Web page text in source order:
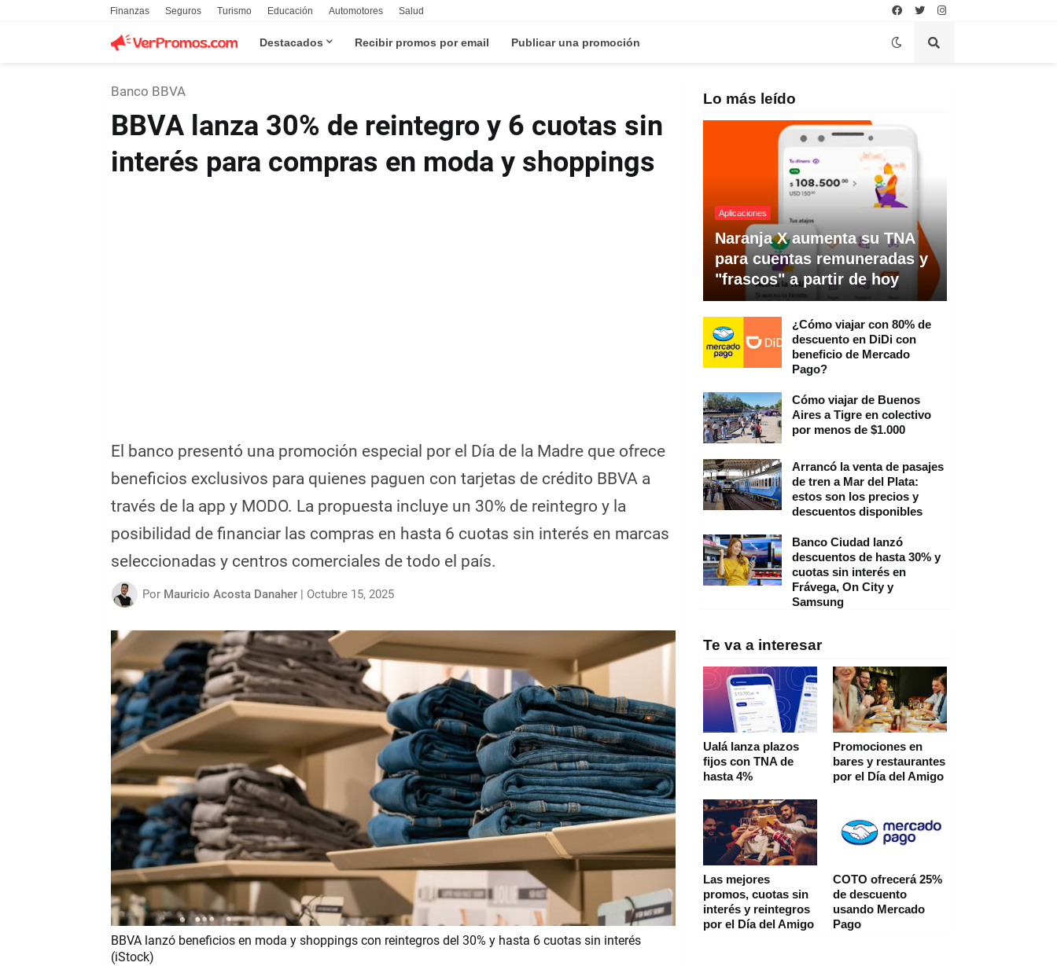
Finanzas Seguros Turismo Educación Automotores Salud
Destacados Recibir promos por email Publicar una promoción
Banco BBVA
BBVA lanza 30% de reintegro y 6 cuotas sin
interés para compras en moda y shoppings
El banco presentó una promoción especial por el Día de la Madre que ofrece
beneficios exclusivos para quienes paguen con tarjetas de crédito BBVA a
través de la app y MODO. La propuesta incluye un 30% de reintegro y la
posibilidad de financiar las compras en hasta 6 cuotas sin interés en marcas
seleccionadas y centros comerciales de todo el país.
Por Mauricio Acosta Danaher | Octubre 15, 2025
BBVA lanzó beneficios en moda y shoppings con reintegros del 30% y hasta 6 cuotas sin interés
(iStock)
Lo más leído
Aplicaciones
Naranja X aumenta su TNA
para cuentas remuneradas y
"frascos" a partir de hoy
¿Cómo viajar con 80% de
descuento en DiDi con
beneficio de Mercado
Pago?
Cómo viajar de Buenos
Aires a Tigre en colectivo
por menos de $1.000
Arrancó la venta de pasajes
de tren a Mar del Plata:
estos son los precios y
descuentos disponibles
Banco Ciudad lanzó
descuentos de hasta 30% y
cuotas sin interés en
Frávega, On City y
Samsung
Te va a interesar
Ualá lanza plazos
fijos con TNA de
hasta 4%
Promociones en
bares y restaurantes
por el Día del Amigo
Las mejores
promos, cuotas sin
interés y reintegros
por el Día del Amigo
COTO ofrecerá 25%
de descuento
usando Mercado
Pago